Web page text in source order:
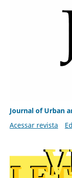
Journal of Urban
Acessar revista